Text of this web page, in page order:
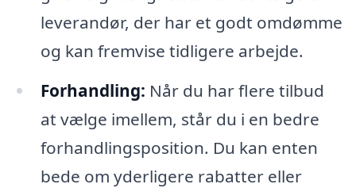
leverandør, der har et godt omdømme
og kan fremvise tidligere arbejde.
Forhandling: Når du har flere tilbud
at vælge imellem, står du i en bedre
forhandlingsposition. Du kan enten
bede om yderligere rabatter eller